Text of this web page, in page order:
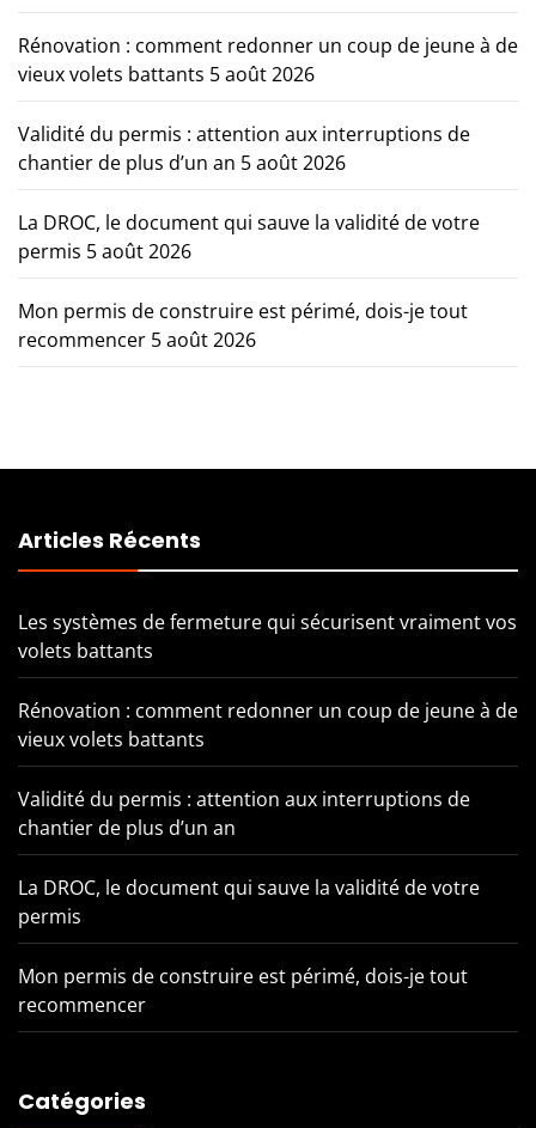
Rénovation : comment redonner un coup de jeune à de
vieux volets battants 5 août 2026
Validité du permis : attention aux interruptions de
chantier de plus d’un an 5 août 2026
La DROC, le document qui sauve la validité de votre
permis 5 août 2026
Mon permis de construire est périmé, dois-je tout
recommencer 5 août 2026
Articles Récents
Les systèmes de fermeture qui sécurisent vraiment vos
volets battants
Rénovation : comment redonner un coup de jeune à de
vieux volets battants
Validité du permis : attention aux interruptions de
chantier de plus d’un an
La DROC, le document qui sauve la validité de votre
permis
Mon permis de construire est périmé, dois-je tout
recommencer
Catégories